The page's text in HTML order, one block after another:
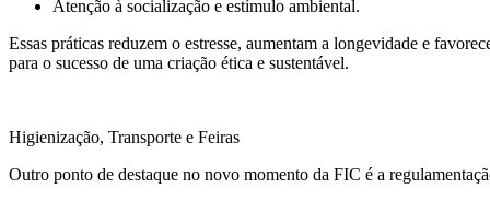
Atenção à socialização e estímulo ambiental.
Essas práticas reduzem o estresse, aumentam a longevidade e
para o sucesso de uma criação ética e sustentável.
Higienização, Transporte e Feiras
Outro ponto de destaque no novo momento da FIC é a